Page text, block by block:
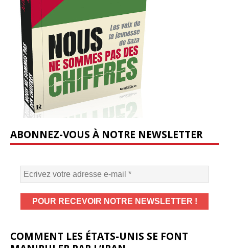
ABONNEZ-VOUS À NOTRE NEWSLETTER
COMMENT LES ÉTATS-UNIS SE FONT